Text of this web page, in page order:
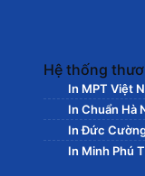
Hệ thống
In MPT Việt
In Chuẩn Hà
In Đức
In Minh Phú